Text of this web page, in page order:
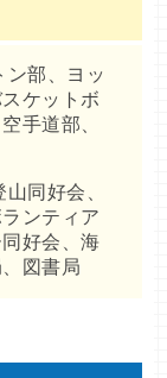
ン部、ヨッ
ケットボ
手道部、
同好会、
ンティア
好会、海
図書局